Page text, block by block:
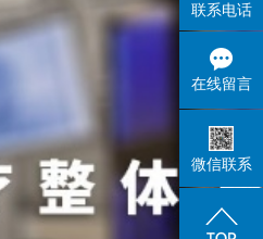
联系电话
在线留言
微信联系